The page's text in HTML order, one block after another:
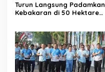
Turun Langsung Padamkan
Kebakaran di 50 Hektare
Karhutla